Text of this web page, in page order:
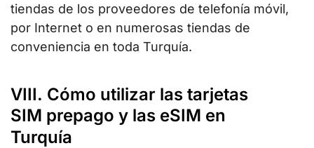
tiendas de los proveedores de telefonía móvil,
por Internet o en numerosas tiendas de
conveniencia en toda Turquía.
VIII. Cómo utilizar las tarjetas
SIM prepago y las eSIM en
Turquía